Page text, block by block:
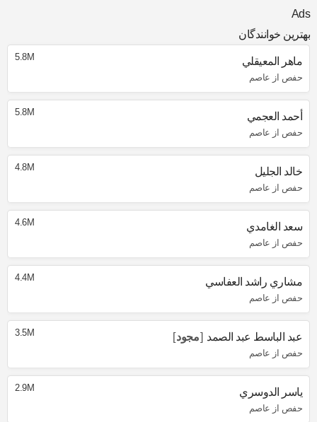
Ads
بهترین خوانندگان
ماهر المعيقلي
حفص از عاصم
5.8M
أحمد العجمي
حفص از عاصم
5.8M
خالد الجليل
حفص از عاصم
4.8M
سعد الغامدي
حفص از عاصم
4.6M
مشاري راشد العفاسي
حفص از عاصم
4.4M
عبد الباسط عبد الصمد مجود
حفص از عاصم
3.5M
ياسر الدوسري
حفص از عاصم
2.9M